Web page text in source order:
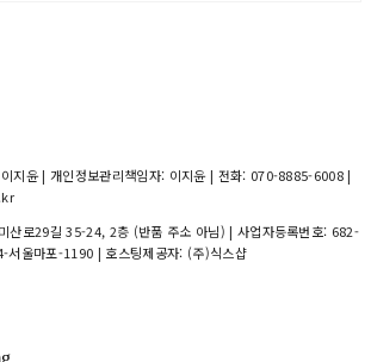
지윤 | 개인정보관리책임자: 이지윤 | 전화: 070-8885-6008 |
산로29길 35-24, 2층 (반품 주소 아님) | 사업자등록번호: 682-
서울마포-1190 | 호스팅제공자: (주)식스샵